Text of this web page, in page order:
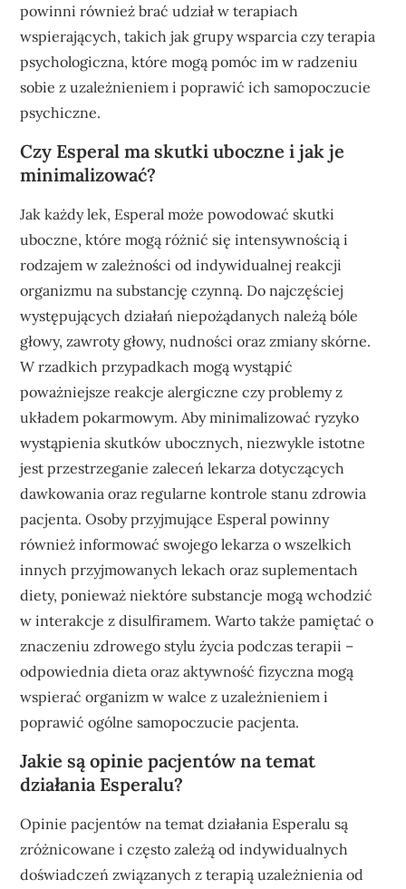
powinni również brać udział w terapiach
wspierających, takich jak grupy wsparcia czy terapia
psychologiczna, które mogą pomóc im w radzeniu
sobie z uzależnieniem i poprawić ich samopoczucie
psychiczne.
Czy Esperal ma skutki uboczne i jak je
minimalizować?
Jak każdy lek, Esperal może powodować skutki
uboczne, które mogą różnić się intensywnością i
rodzajem w zależności od indywidualnej reakcji
organizmu na substancję czynną. Do najczęściej
występujących działań niepożądanych należą bóle
głowy, zawroty głowy, nudności oraz zmiany skórne.
W rzadkich przypadkach mogą wystąpić
poważniejsze reakcje alergiczne czy problemy z
układem pokarmowym. Aby minimalizować ryzyko
wystąpienia skutków ubocznych, niezwykle istotne
jest przestrzeganie zaleceń lekarza dotyczących
dawkowania oraz regularne kontrole stanu zdrowia
pacjenta. Osoby przyjmujące Esperal powinny
również informować swojego lekarza o wszelkich
innych przyjmowanych lekach oraz suplementach
diety, ponieważ niektóre substancje mogą wchodzić
w interakcje z disulfiramem. Warto także pamiętać o
znaczeniu zdrowego stylu życia podczas terapii –
odpowiednia dieta oraz aktywność fizyczna mogą
wspierać organizm w walce z uzależnieniem i
poprawić ogólne samopoczucie pacjenta.
Jakie są opinie pacjentów na temat
działania Esperalu?
Opinie pacjentów na temat działania Esperalu są
zróżnicowane i często zależą od indywidualnych
doświadczeń związanych z terapią uzależnienia od